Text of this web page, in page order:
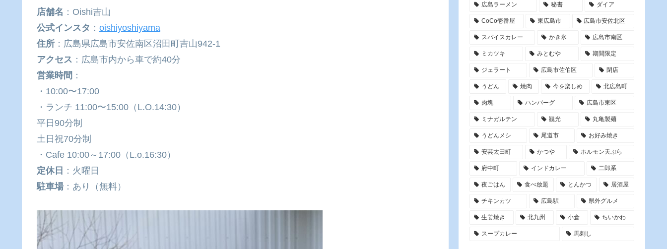
店舗名 ：Oishi吉山
公式インスタ ： oishiyoshiyama
住所 ：広島県広島市安佐南区沼田町吉山942-1
アクセス ：広島市内から車で約40分
営業時間 ：
・10:00〜17:00
・ランチ 11:00〜15:00（L.O.14:30）
平日90分制
土日祝70分制
・Cafe 10:00～17:00（L.o.16:30）
定休日 ：火曜日
駐車場：あり（無料）
広島ラーメン 秘書 ダイア
CoCo壱番屋 東広島市 広島市安佐北区
スパイスカレー かき氷 広島市南区
ミカツキ みとむや 期間限定
ジェラート 広島市佐伯区 閉店
うどん 焼肉 今を楽しめ 北広島町
肉塊 ハンバーグ 広島市東区
ミナガルテン 観光 丸亀製麺
うどんメシ 尾道市 お好み焼き
安芸太田町 かつや ホルモン天ぷら
府中町 インドカレー 二郎系
夜ごはん 食べ放題 とんかつ 居酒屋
チキンカツ 広島駅 県外グルメ
生姜焼き 北九州 小倉 ちいかわ
スープカレー 馬刺し